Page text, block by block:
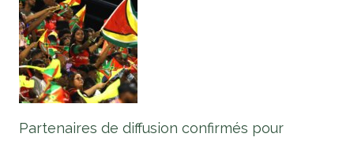
Partenaires de diffusion confirmés pour